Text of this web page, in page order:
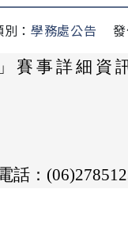
： 學務處公告
賽事詳細資
：